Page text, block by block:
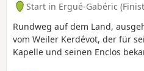
Start in Ergué-Gabéric
Rundweg auf dem Land,
vom Weiler Kerdévot, der für
Kapelle und seinen Enclos